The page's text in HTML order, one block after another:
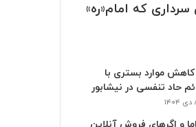
که امام«ره»
موارد بستری با
حاد تنفسی در نیشابور